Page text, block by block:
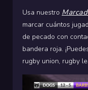
Usa nuestro
marcar cuántos
de pecado con
bandera roja.
rugby union, rugby